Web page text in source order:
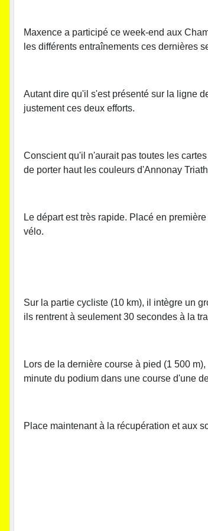
Maxence a participé ce week-end aux
les différents entraînements ces dernières
Autant dire qu'il s'est présenté sur la ligne
justement ces deux efforts.
Conscient qu'il n'aurait pas toutes les
de porter haut les couleurs d'Annonay
Le départ est très rapide. Placé en
vélo.
Sur la partie cycliste (10 km), il intègre un
ils rentrent à seulement 30 secondes à la
Lors de la dernière course à pied (1 500
minute du podium dans une course d'une
Place maintenant à la récupération et aux